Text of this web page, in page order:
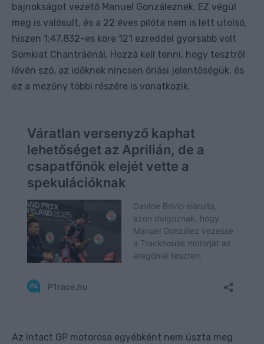
bajnokságot vezető Manuel Gonzáleznek. EZ végül
meg is valósult, és a 22 éves pilóta nem is lett utolsó,
hiszen 1:47.832-es köre 121 ezreddel gyorsabb volt
Somkiat Chantráénál. Hozzá kell tenni, hogy tesztről
lévén szó, az időknek nincsen óriási jelentőségük, és
ez a mezőny többi részére is vonatkozik.
Az Intact GP motorosa egyébként nem úszta meg